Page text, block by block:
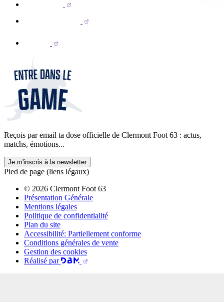
Reçois par email ta dose officielle de Clermont Foot 63 : actus,
matchs, émotions...
Je m'inscris à la newsletter
Pied de page (liens légaux)
© 2026 Clermont Foot 63
Présentation Générale
Mentions légales
Politique de confidentialité
Plan du site
Accessibilité: Partiellement conforme
Conditions générales de vente
Gestion des cookies
Réalisé par